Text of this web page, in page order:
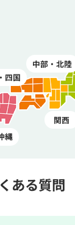
中部・北陸
関西
四国
縄
ある質問